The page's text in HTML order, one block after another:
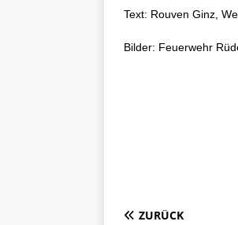
Text: Rouven Ginz,
Bilder: Feuerwehr
ZURÜCK